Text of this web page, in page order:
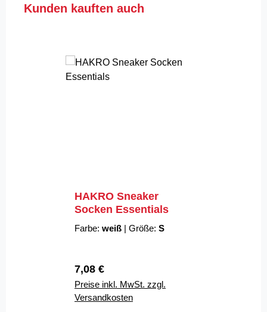
Produktgalerie überspringen
Kunden kauften auch
HAKRO Sneaker
Socken Essentials
Farbe: weiß | Größe: S
Regulärer Preis:
7,08 €
Preise inkl. MwSt. zzgl.
Versandkosten